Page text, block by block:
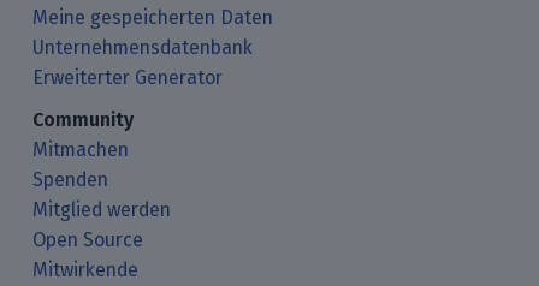
Meine gespeicherten Daten
Unternehmensdatenbank
Erweiterter Generator
Community
Mitmachen
Spenden
Mitglied werden
Open Source
Mitwirkende